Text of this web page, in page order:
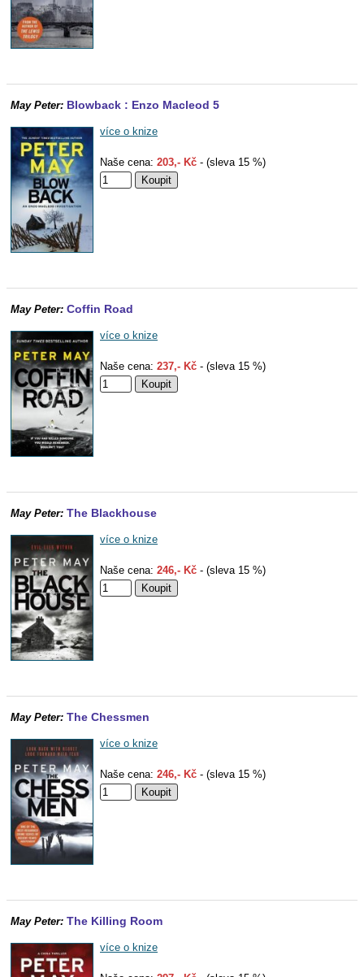
May Peter: Blowback : Enzo Macleod 5
více o knize
Naše cena: 203,- Kč - (sleva 15 %)
May Peter: Coffin Road
více o knize
Naše cena: 237,- Kč - (sleva 15 %)
May Peter: The Blackhouse
více o knize
Naše cena: 246,- Kč - (sleva 15 %)
May Peter: The Chessmen
více o knize
Naše cena: 246,- Kč - (sleva 15 %)
May Peter: The Killing Room
více o knize